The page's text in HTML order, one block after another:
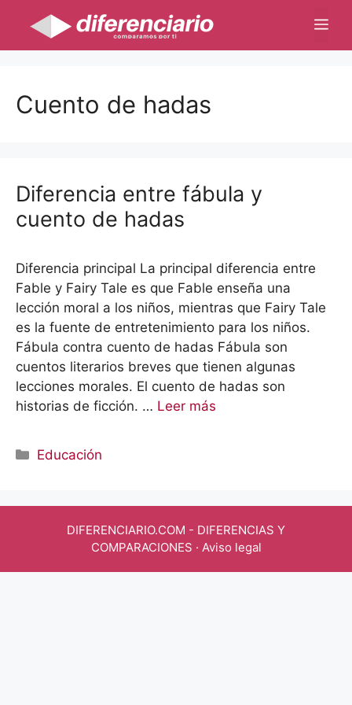
contenido
Cuento de hadas
Diferencia entre fábula y
cuento de hadas
Diferencia principal La principal diferencia entre
Fable y Fairy Tale es que Fable enseña una
lección moral a los niños, mientras que Fairy Tale
es la fuente de entretenimiento para los niños.
Fábula contra cuento de hadas Fábula son
cuentos literarios breves que tienen algunas
lecciones morales. El cuento de hadas son
historias de ficción. … Leer más
Categorías
Educación
DIFERENCIARIO.COM - DIFERENCIAS Y
COMPARACIONES · Aviso legal